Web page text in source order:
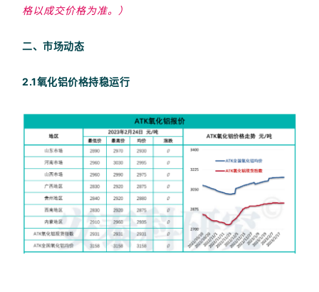
格以成交价格为准。）
二、市场动态
2.1氧化铝价格持稳运行